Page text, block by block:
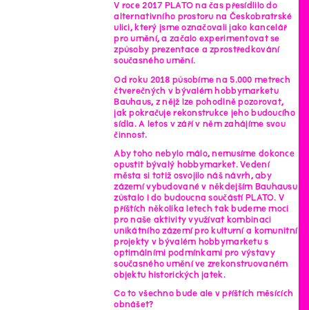
V roce 2017 PLATO na čas přesídlilo do
alternativního prostoru na Českobratrské
ulici, který jsme označovali jako kancelář
pro umění, a začalo experimentovat se
způsoby prezentace a zprostředkování
současného umění.
Od roku 2018 působíme na 5.000 metrech
čtverečných v bývalém hobbymarketu
Bauhaus, z nějž lze pohodlně pozorovat,
jak pokračuje rekonstrukce jeho budoucího
sídla. A letos v září v něm zahájíme svou
činnost.
Aby toho nebylo málo, nemusíme dokonce
opustit bývalý hobbymarket. Vedení
města si totiž osvojilo náš návrh, aby
zázemí vybudované v někdejším Bauhausu
zůstalo i do budoucna součástí PLATO. V
příštích několika letech tak budeme moci
pro naše aktivity využívat kombinaci
unikátního zázemí pro kulturní a komunitní
projekty v bývalém hobbymarketu s
optimálními podmínkami pro výstavy
současného umění ve zrekonstruovaném
objektu historických jatek.
Co to všechno bude ale v příštích měsících
obnášet?